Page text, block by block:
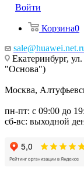
Войти
Корзина0
Екатеринбург,
"Основа")
Москва,
пн-пт: с 09:00 до
сб-вс: выходной